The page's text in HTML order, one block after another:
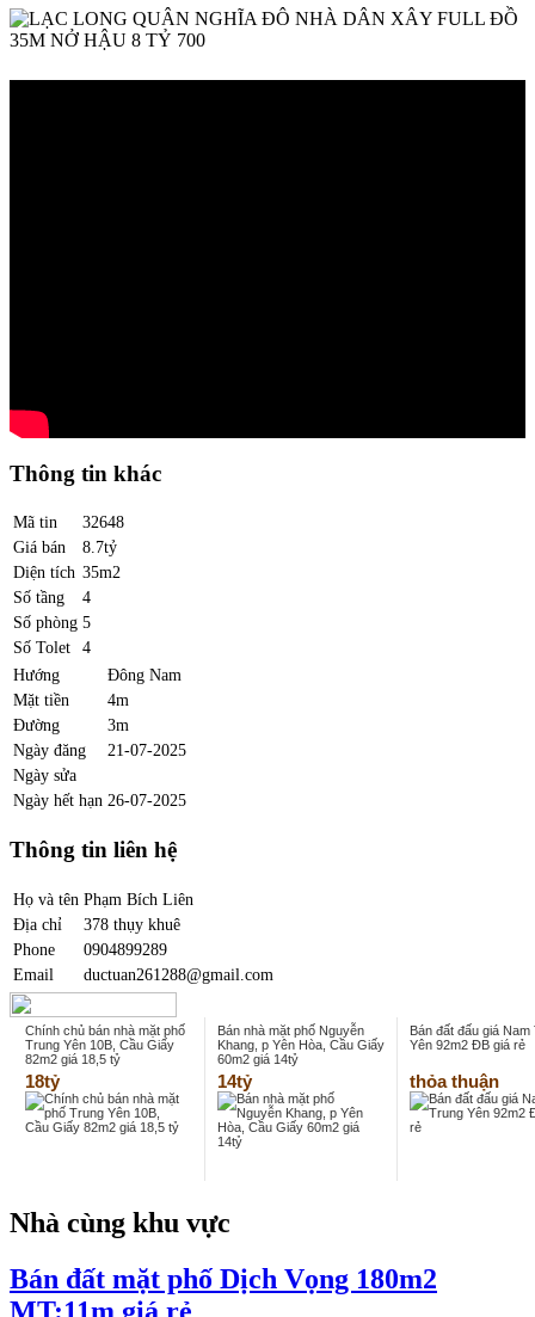
Thông tin khác
Mã tin
32648
Giá bán
8.7tỷ
Diện tích 35m2
Số tầng
4
Số phòng 5
Số Tolet
4
Hướng
Đông Nam
Mặt tiền
4m
Đường
3m
Ngày đăng
21-07-2025
Ngày sửa
Ngày hết hạn 26-07-2025
Thông tin liên hệ
Họ và tên Phạm Bích Liên
Địa chỉ
378 thụy khuê
Phone
0904899289
Email
ductuan261288@gmail.com
Chính chủ bán nhà mặt phố
Trung Yên 10B, Cầu Giấy
82m2 giá 18,5 tỷ
18tỷ
Bán nhà mặt phố Nguyễn
Khang, p Yên Hòa, Cầu Giấy
60m2 giá 14tỷ
14tỷ
Bán đất đấu giá Nam
Yên 92m2 ĐB giá rẻ
thỏa thuận
Nhà cùng khu vực
Bán đất mặt phố Dịch Vọng 180m2
MT:11m giá rẻ